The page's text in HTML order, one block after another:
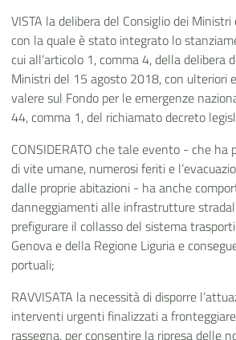
VISTA la delibera del Consiglio dei
con la quale è stato integrato lo
cui all’articolo 1, comma 4, della delibera
Ministri del 15 agosto 2018, con ulteriori
valere sul Fondo per le emergenze
44, comma 1, del richiamato decreto
CONSIDERATO che tale evento - che ha
di vite umane, numerosi feriti e
dalle proprie abitazioni - ha anche
danneggiamenti alle infrastrutture
prefigurare il collasso del sistema
Genova e della Regione Liguria e
portuali;
RAVVISATA la necessità di disporre
interventi urgenti finalizzati a
rassegna, per consentire la ripresa delle